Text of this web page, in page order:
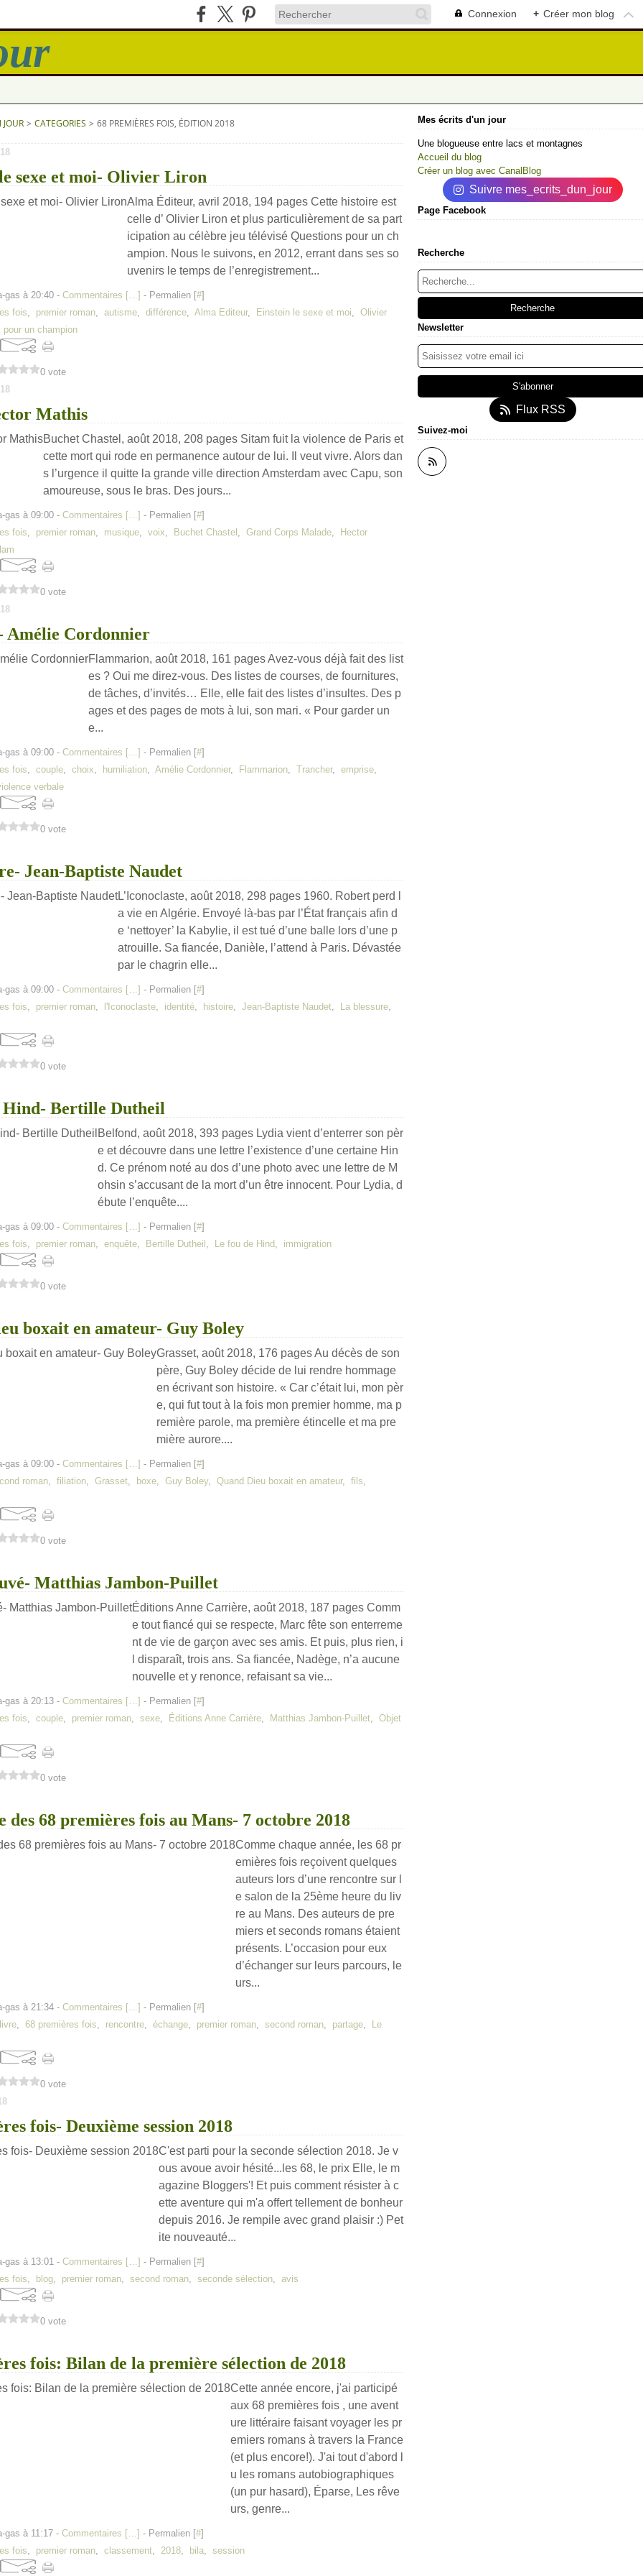
Connexion + Créer mon blog
> CATEGORIES > 68 PREMIÈRES FOIS, ÉDITION 2018
sexe et moi- Olivier Liron
Alma Éditeur, avril 2018, 194 pages Cette histoire est
celle d’ Olivier Liron et plus particulièrement de sa part
icipation au célèbre jeu télévisé Questions pour un ch
ampion. Nous le suivons, en 2012, errant dans ses so
uvenirs le temps de l’enregistrement...
gas à 20:40 - Commentaires […] - Permalien [#]
fois, premier roman, autisme, différence, Alma Editeur, Einstein le sexe et moi, Olivier
pour un champion
0 vote
Mathis
Buchet Chastel, août 2018, 208 pages Sitam fuit la violence de Paris et
cette mort qui rode en permanence autour de lui. Il veut vivre. Alors dan
s l’urgence il quitte la grande ville direction Amsterdam avec Capu, son
amoureuse, sous le bras. Des jours...
gas à 09:00 - Commentaires […] - Permalien [#]
fois, premier roman, musique, voix, Buchet Chastel , Grand Corps Malade,
Hector
0 vote
Amélie Cordonnier
Flammarion, août 2018, 161 pages Avez-vous déjà fait des list
es ? Oui me direz-vous. Des listes de courses, de fournitures,
de tâches, d’invités… Elle, elle fait des listes d’insultes. Des p
ages et des pages de mots à lui, son mari. « Pour garder un
e...
gas à 09:00 - Commentaires […] - Permalien [#]
fois, couple, choix, humiliation, Amélie Cordonnier, Flammarion, Trancher, emprise,
verbale
0 vote
Jean-Baptiste Naudet
L’Iconoclaste, août 2018, 298 pages 1960. Robert perd l
a vie en Algérie. Envoyé là-bas par l’État français afin d
e ‘nettoyer’ la Kabylie, il est tué d’une balle lors d’une p
atrouille. Sa fiancée, Danièle, l’attend à Paris. Dévastée
par le chagrin elle...
gas à 09:00 - Commentaires […] - Permalien [#]
fois, premier roman, l'Iconoclaste, identité, histoire, Jean-Baptiste Naudet, La blessure,
0 vote
Hind- Bertille Dutheil
Belfond, août 2018, 393 pages Lydia vient d’enterrer son pèr
e et découvre dans une lettre l’existence d’une certaine Hin
d. Ce prénom noté au dos d’une photo avec une lettre de M
ohsin s’accusant de la mort d’un être innocent. Pour Lydia, d
ébute l’enquête....
gas à 09:00 - Commentaires […] - Permalien [#]
fois, premier roman, enquête, Bertille Dutheil , Le fou de Hind, immigration
0 vote
boxait en amateur- Guy Boley
Grasset, août 2018, 176 pages Au décès de son
père, Guy Boley décide de lui rendre hommage
en écrivant son histoire. « Car c’était lui, mon pèr
e, qui fut tout à la fois mon premier homme, ma p
remière parole, ma première étincelle et ma pre
mière aurore....
gas à 09:00 - Commentaires […] - Permalien [#]
roman, filiation, Grasset, boxe, Guy Boley, Quand Dieu boxait en amateur, fils,
0 vote
Matthias Jambon-Puillet
Éditions Anne Carrière, août 2018, 187 pages Comm
e tout fiancé qui se respecte, Marc fête son enterreme
nt de vie de garçon avec ses amis. Et puis, plus rien, i
l disparaît, trois ans. Sa fiancée, Nadège, n’a aucune
nouvelle et y renonce, refaisant sa vie...
gas à 20:13 - Commentaires […] - Permalien [#]
fois, couple, premier roman, sexe, Éditions Anne Carrière, Matthias Jambon-Puillet, Objet
0 vote
des 68 premières fois au Mans- 7 octobre 2018
Comme chaque année, les 68 pr
emières fois reçoivent quelques
auteurs lors d’une rencontre sur l
e salon de la 25ème heure du liv
re au Mans. Des auteurs de pre
miers et seconds romans étaient
présents. L’occasion pour eux
d’échanger sur leurs parcours, le
urs...
gas à 21:34 - Commentaires […] - Permalien [#]
, 68 premières fois, rencontre, échange, premier roman, second roman, partage,
Le
0 vote
fois- Deuxième session 2018
C'est parti pour la seconde sélection 2018. Je v
ous avoue avoir hésité...les 68, le prix Elle, le m
agazine Bloggers'! Et puis comment résister à c
ette aventure qui m'a offert tellement de bonheur
depuis 2016. Je rempile avec grand plaisir :) Pet
ite nouveauté...
gas à 13:01 - Commentaires […] - Permalien [#]
fois, blog, premier roman, second roman, seconde sélection, avis
0 vote
fois: Bilan de la première sélection de 2018
Cette année encore, j'ai participé
aux 68 premières fois , une avent
ure littéraire faisant voyager les pr
emiers romans à travers la France
(et plus encore!). J'ai tout d'abord l
u les romans autobiographiques
(un pur hasard), Éparse, Les rêve
urs, genre...
gas à 11:17 - Commentaires […] - Permalien [#]
fois, premier roman, classement, 2018, bila, session
Mes écrits d'un jour
Une blogueuse entre lacs et montagnes
Accueil du blog
Créer un blog avec CanalBlog
Suivre mes_ecrits_dun_jour
Page Facebook
Recherche
Newsletter
Flux RSS
Suivez-moi